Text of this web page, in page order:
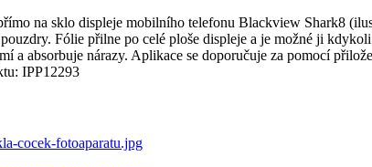
na sklo displeje mobilního telefonu Blackview Shark8
Fólie přilne po celé ploše displeje a je možné ji
a absorbuje nárazy. Aplikace se doporučuje za pomocí
IPP12293